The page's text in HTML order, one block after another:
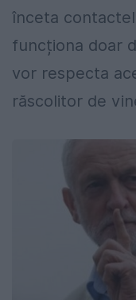
înceta
funcționa doar
vor respecta
răscolitor de